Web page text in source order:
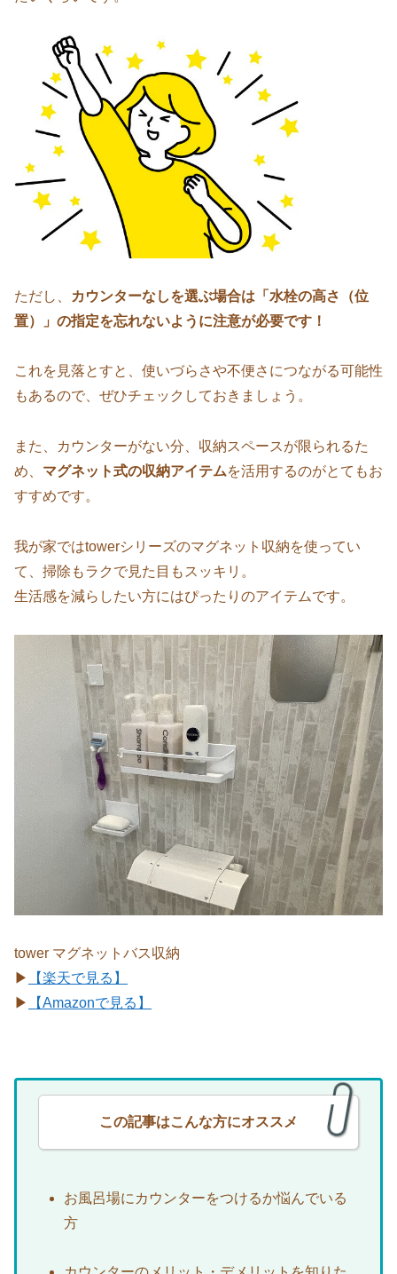
ただし、
カウンターなしを選ぶ場合は「水栓の高さ（位
置）」の指定を忘れないように注意が必要です！
これを見落とすと、使いづらさや不便さにつながる可能性
もあるので、ぜひチェックしておきましょう。
また、カウンターがない分、収納スペースが限られるた
め、 マグネット式の収納アイテムを活用するのがとてもお
すすめです。
我が家ではtowerシリーズのマグネット収納を使ってい
て、掃除もラクで見た目もスッキリ。
生活感を減らしたい方にはぴったりのアイテムです。
tower マグネットバス収納
▶
【楽天で見る】
▶
【Amazonで見る】
この記事はこんな方にオススメ
お風呂場にカウンターをつけるか悩んでいる
方